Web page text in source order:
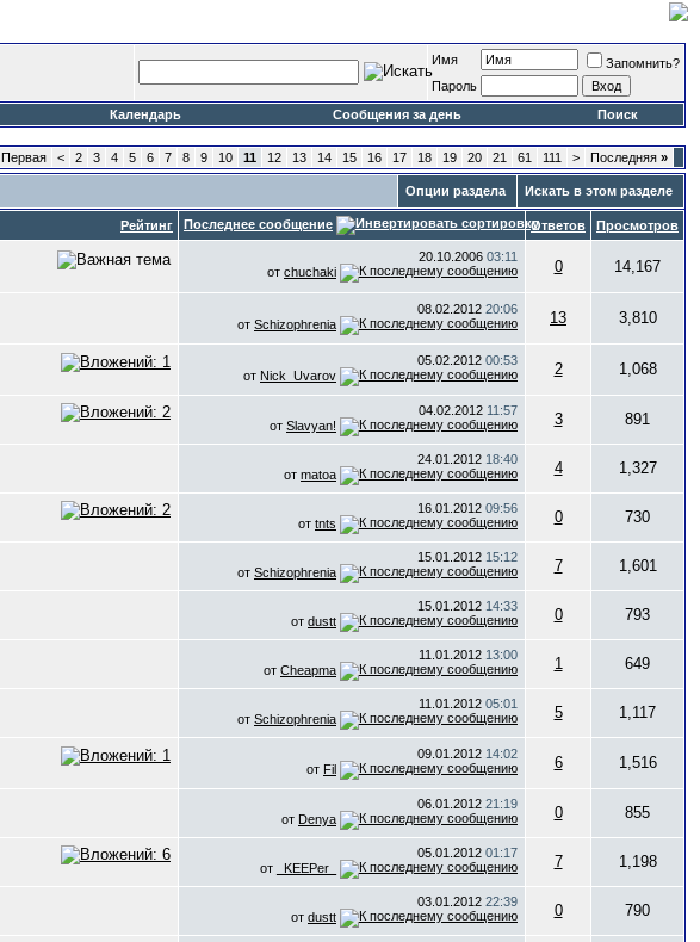
Имя
Запомнить?
Пароль
Календарь Сообщения за день Поиск
Первая < 2 3 4 5 6 7 8 9 10 11 12 13 14 15 16 17 18 19 20 21 61 111 > Последняя »
Опции раздела Искать в этом разделе
Рейтинг Последнее сообщение Ответов Просмотров
20.10.2006 03:11
от chuchaki 0 14,167
08.02.2012 20:06
от Schizophrenia 13 3,810
05.02.2012 00:53
от Nick_Uvarov 2 1,068
04.02.2012 11:57
от Slavyan! 3 891
24.01.2012 18:40
от matoa 4 1,327
16.01.2012 09:56
от tnts 0 730
15.01.2012 15:12
от Schizophrenia 7 1,601
15.01.2012 14:33
от dustt 0 793
11.01.2012 13:00
от Cheapma 1 649
11.01.2012 05:01
от Schizophrenia 5 1,117
09.01.2012 14:02
от Fil 6 1,516
06.01.2012 21:19
от Denya 0 855
05.01.2012 01:17
от
_KEEPer_ 7 1,198
03.01.2012 22:39
от dustt 0 790